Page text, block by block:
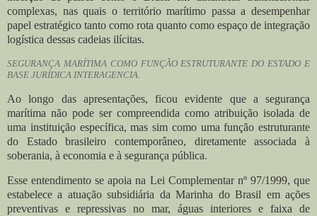
complexas, nas quais o território marítimo passa a desempenhar
papel estratégico tanto como rota quanto como espaço de integração
logística dessas cadeias ilícitas.
SEGURANÇA MARÍTIMA COMO FUNÇÃO ESTRUTURANTE DO ESTADO E
BASE JURÍDICA INTERAGENCIA.
Ao longo das apresentações, ficou evidente que a segurança
marítima não pode ser compreendida como atribuição isolada de
uma instituição específica, mas sim como uma função estruturante
do Estado brasileiro contemporâneo, diretamente associada à
soberania, à economia e à segurança pública.
Esse entendimento se apoia na Lei Complementar nº 97/1999, que
estabelece a atuação subsidiária da Marinha do Brasil em ações
preventivas e repressivas no mar, águas interiores e faixa de